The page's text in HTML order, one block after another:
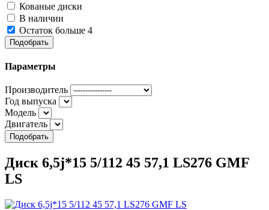
Кованые диски
В наличии
Остаток больше 4
Подобрать
Параметры
Производитель
Год выпуска
Модель
Двигатель
Подобрать
Диск 6,5j*15 5/112 45 57,1 LS276 GMF
LS